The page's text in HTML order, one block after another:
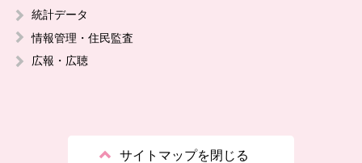
統計データ
情報管理・住民監査
広報・広聴
サイトマップを閉じる